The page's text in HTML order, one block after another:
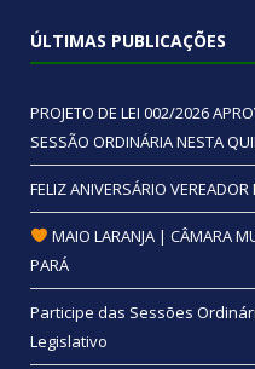
ÚLTIMAS PUBLICAÇÕES
PROJETO DE LEI 002/2026
SESSÃO ORDINÁRIA NESTA
FELIZ ANIVERSÁRIO
MAIO LARANJA | CÂMARA
PARÁ
Participe das Sessões
Legislativo